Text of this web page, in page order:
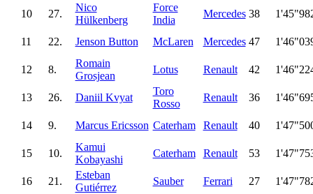
10 27.
Nico
Hülkenberg
Force
India
Mercedes 38
11 22. Jenson Button McLaren Mercedes 47
12 8.
Romain
Grosjean
Lotus Renault 42
13 26. Daniil Kvyat
Toro
Rosso
Renault 36
14 9. Marcus Ericsson Caterham Renault 40
15 10.
Kamui
Kobayashi
Caterham Renault 53
16 21.
Esteban
Gutiérrez
Sauber Ferrari 27